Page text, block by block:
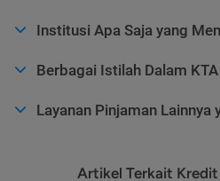
Institusi Apa Saja yang
Berbagai Istilah Dalam KTA
Layanan Pinjaman Lainnya
Artikel Terkait